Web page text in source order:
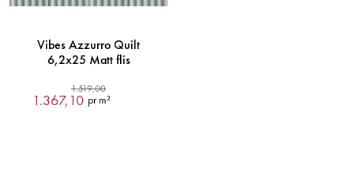
Vibes Azzurro Quilt
6,2x25 Matt flis
1.519,00
1.367,10 pr m²